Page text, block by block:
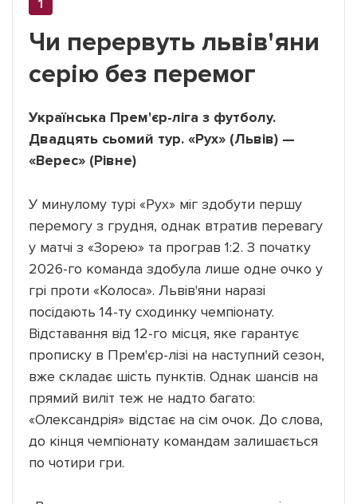
Чи перервуть львів'яни
серію без перемог
Українська Прем'єр-ліга з футболу.
Двадцять сьомий тур. «Рух» (Львів) —
«Верес» (Рівне)
У минулому турі «Рух» міг здобути першу
перемогу з грудня, однак втратив перевагу
у матчі з «Зорею» та програв 1:2. З початку
2026-го команда здобула лише одне очко у
грі проти «Колоса». Львів'яни наразі
посідають 14-ту сходинку чемпіонату.
Відставання від 12-го місця, яке гарантує
прописку в Прем'єр-лізі на наступний сезон,
вже складає шість пунктів. Однак шансів на
прямий виліт теж не надто багато:
«Олександрія» відстає на сім очок. До слова,
до кінця чемпіонату командам залишається
по чотири гри.